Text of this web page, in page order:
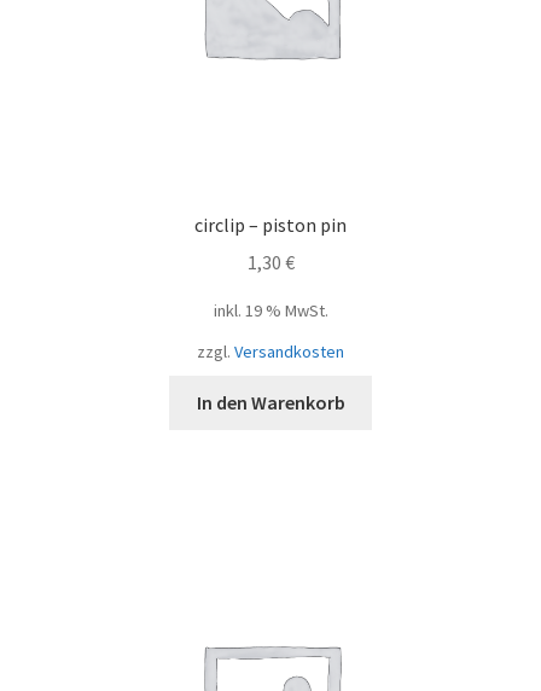
circlip – piston pin
1,30 €
inkl. 19 % MwSt.
zzgl. Versandkosten
In den Warenkorb